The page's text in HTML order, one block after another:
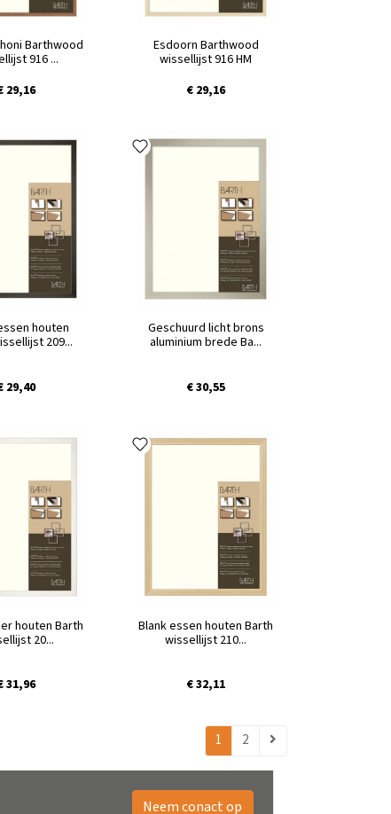
Barthwood
916 ...
29,16
Esdoorn Barthwood
wissellijst 916 HM
€ 29,16
houten
209...
29,40
Geschuurd licht brons
aluminium brede Ba...
€ 30,55
houten Barth
20...
31,96
Blank essen houten Barth
wissellijst 210...
€ 32,11
1 2
Neem conact op